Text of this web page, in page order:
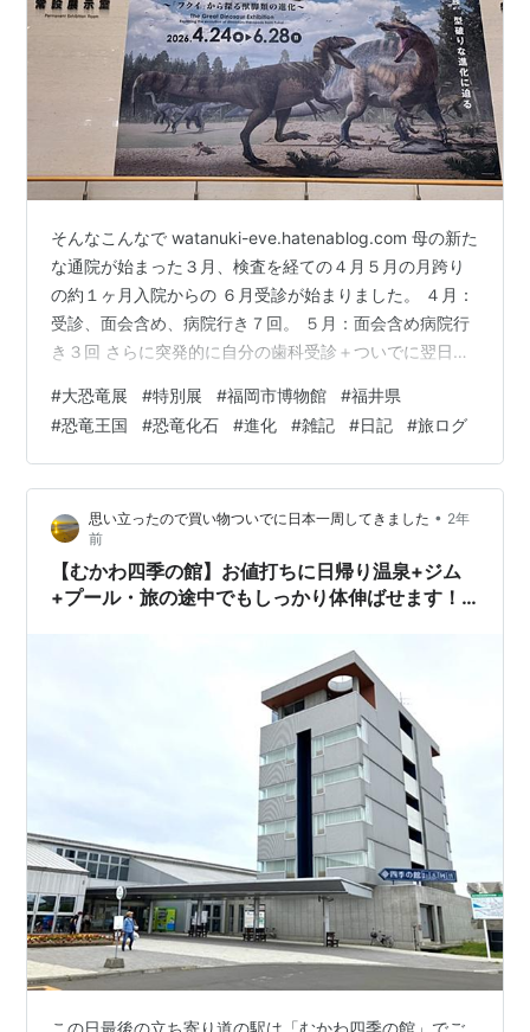
そんなこんなで watanuki-eve.hatenablog.com 母の新た
な通院が始まった３月、検査を経ての４月５月の月跨り
の約１ヶ月入院からの ６月受診が始まりました。 ４月：
受診、面会含め、病院行き７回。 ５月：面会含め病院行
き３回 さらに突発的に自分の歯科受診＋ついでに翌日に
で少し間隔が空いたため、５月後半に妹と出かけてきま
した。 やってきたのは、こちら 福岡市博物館、リニュー
アル工事中だとか 大恐竜展 ４つのゾーンで紹介されてい
ます トルヴォサウルス スピノサウルス 動くんだけど静
止画で ごめんね🙇 イクチオベナートル フクイラ…
#大恐竜展 #特別展 #福岡市博物館 #福井県
#恐竜王国 #恐竜化石 #進化 #雑記 #日記 #旅ログ
思い立ったので買い物ついでに日本一周してきました • 2年
前
【むかわ四季の館】お値打ちに日帰り温泉+ジム
+プール・旅の途中でもしっかり体伸ばせます！